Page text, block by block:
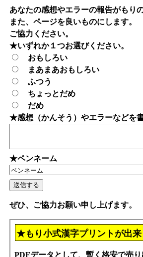
あなたの感想やエラーの報告がもり
また、ページを良いものにします。
ご協力ください。
★いずれか１つお選びください。
おもしろい
まあまあおもしろい
ふつう
ちょっとだめ
だめ
★感想（かんそう）やエラーなどを書
★ペンネーム
ぜひ、ご協力お願い申し上げます。